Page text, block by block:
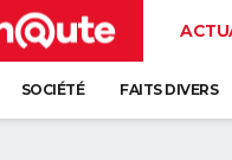
SOCIÉTÉ FAITS DIVERS